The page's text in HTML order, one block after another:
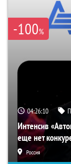
-100%
04:26:09
Интенсив
еще нет
Россия